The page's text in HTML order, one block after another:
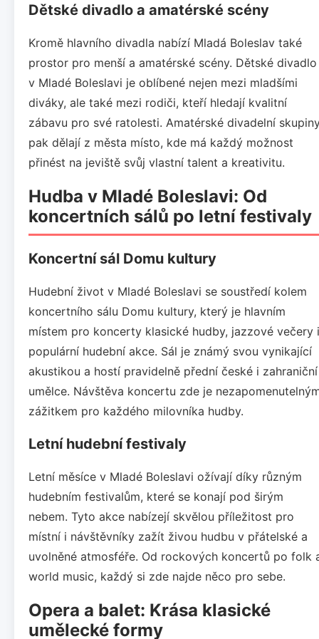
Dětské divadlo a amatérské scény
Kromě hlavního divadla nabízí Mladá Boleslav také
prostor pro menší a amatérské scény. Dětské divadlo
v Mladé Boleslavi je oblíbené nejen mezi mladšími
diváky, ale také mezi rodiči, kteří hledají kvalitní
zábavu pro své ratolesti. Amatérské divadelní
pak dělají z města místo, kde má každý možnost
přinést na jeviště svůj vlastní talent a kreativitu.
Hudba v Mladé Boleslavi: Od
koncertních sálů po letní festivaly
Koncertní sál Domu kultury
Hudební život v Mladé Boleslavi se soustředí kolem
koncertního sálu Domu kultury, který je hlavním
místem pro koncerty klasické hudby, jazzové večery i
populární hudební akce. Sál je známý svou vynikající
akustikou a hostí pravidelně přední české i zahraniční
umělce. Návštěva koncertu zde je
zážitkem pro každého milovníka hudby.
Letní hudební festivaly
Letní měsíce v Mladé Boleslavi ožívají díky různým
hudebním festivalům, které se konají pod širým
nebem. Tyto akce nabízejí skvělou příležitost pro
místní i návštěvníky zažít živou hudbu v přátelské a
uvolněné atmosféře. Od rockových koncertů po folk
world music, každý si zde najde něco pro sebe.
Opera a balet: Krása klasické
umělecké formy